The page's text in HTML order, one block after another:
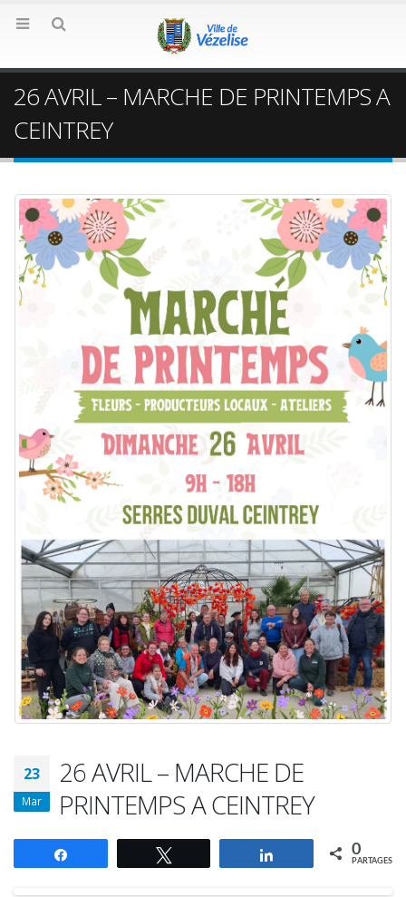
26 AVRIL – MARCHE DE PRINTEMPS A
CEINTREY
23
Mar
26 AVRIL – MARCHE DE
PRINTEMPS A CEINTREY
Partagez 0
PARTAGES